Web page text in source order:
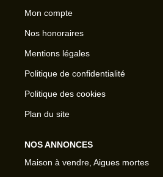
Mon compte
Nos honoraires
Mentions légales
Politique de confidentialité
Politique des cookies
Plan du site
NOS ANNONCES
Maison à vendre, Aigues mortes